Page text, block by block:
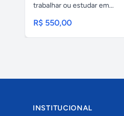
trabalhar ou estudar em...
R$ 550,00
INSTITUCIONAL